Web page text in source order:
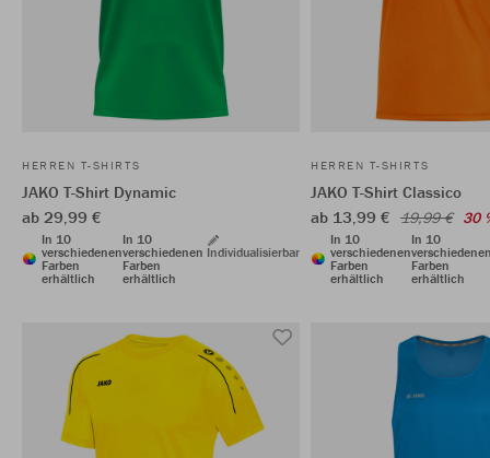
HERREN T-SHIRTS
JAKO T-Shirt Dynamic
ab 29,99 €
In 10
verschiedenen
Farben
erhältlich
In 10
verschiedenen
Farben
erhältlich
Individualisierbar
HERREN T-SHIRTS
JAKO T-Shirt Classico
ab 13,99 € 19,99 € 30
In 10
verschiedenen
Farben
erhältlich
In 10
Farben
erhältlich